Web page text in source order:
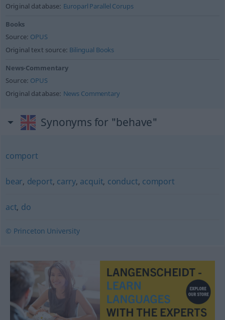
Original database: Europarl Parallel Corups
Books
Source: OPUS
Original text source: Bilingual Books
News-Commentary
Source: OPUS
Original database: News Commentary
Synonyms for "behave"
comport
bear, deport, carry, acquit, conduct, comport
act, do
© Princeton University